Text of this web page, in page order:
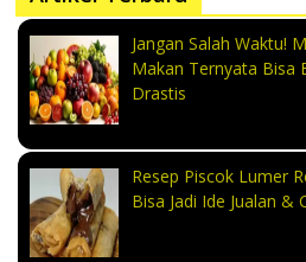
Jangan Salah Waktu!
Makan Ternyata Bisa
Drastis
Resep Piscok Lumer
Bisa Jadi Ide Jualan &